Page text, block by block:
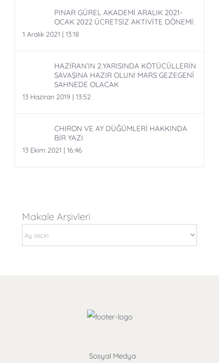
PINAR GÜREL AKADEMİ ARALIK 2021-
OCAK 2022 ÜCRETSİZ AKTİVİTE DÖNEMİ:
1 Aralık 2021 | 13:18
HAZİRAN’IN 2.YARISINDA KÖTÜCÜLLERİN
SAVAŞINA HAZIR OLUN! MARS GEZEGENİ
SAHNEDE OLACAK
13 Haziran 2019 | 13:52
CHIRON VE AY DÜĞÜMLERİ HAKKINDA
BİR YAZI
13 Ekim 2021 | 16:46
Makale Arşivleri
Arşivleri